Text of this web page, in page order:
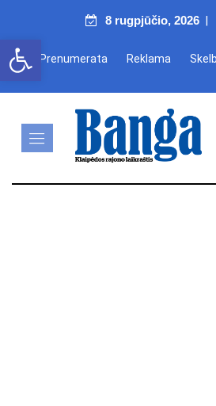
Open toolbar
8 rugpjūčio, 2026 |
Prenumerata Reklama